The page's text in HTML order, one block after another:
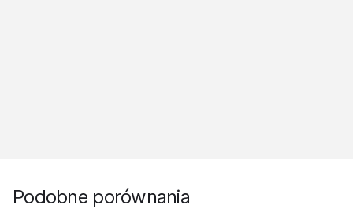
Podobne porównania